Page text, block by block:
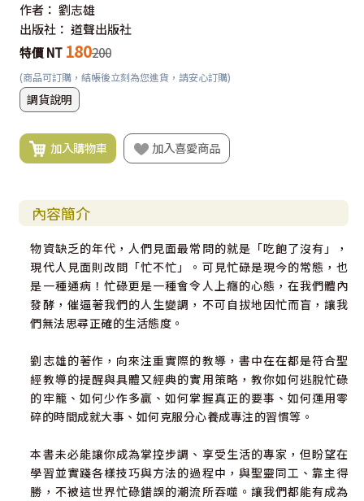
作者： 劉志雄
出版社： 道聲出版社
特價 NT 180200
(商品可訂購，結帳後立刻為您進貨，請安心訂購)
調貨說明
加入購物車 加入喜愛商品
內容簡介
物資缺乏的年代，人們見面最常問的就是「吃飽了沒有」，
現代人見面則改問「忙不忙」。可見忙碌是現今的常態，也
是一種通病！忙碌更是一種會令人上癮的心態，在我們體內
發酵，催逼著我們的人生變調，不可自拔地因忙而盲，讓我
們無法思尋正確的生活態度。
劉志雄的著作，向來注重實際的教導，書中在在都是符合聖
經教導的提醒與具體又經典的實用策略，教你如何逃脫忙碌
的牢籠、如何少作多贏、如何掌握真正的要事、如何運用零
碎的時間成就大事、如何克服分心養成專注的習慣等。
本書未必能讓你成為掌控步調、享受生活的專家，但盼望在
學習並實踐各樣技巧與方法的過程中，與聖靈同工、靠主得
勝，不被這世界忙碌錯誤的潮流所吞噬。讓我們都能有成為